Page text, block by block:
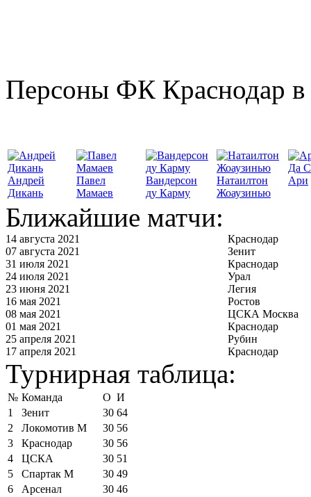
Персоны ФК Краснодар в
Андрей
Дикань
Павел
Мамаев
Вандерсон
ду Карму
Натаилтон
Жоаузинью
Да
Ари
Ближайшие матчи:
14 августа 2021
Краснодар
07 августа 2021
Зенит
31 июля 2021
Краснодар
24 июля 2021
Урал
23 июня 2021
Легия
16 мая 2021
Ростов
08 мая 2021
ЦСКА Москва
01 мая 2021
Краснодар
25 апреля 2021
Рубин
17 апреля 2021
Краснодар
Турнирная таблица:
№ Команда О И
1
Зенит 30 64
2
Локомотив М 30 56
3
Краснодар 30 56
4
ЦСКА 30 51
5
Спартак М 30 49
6
Арсенал 30 46